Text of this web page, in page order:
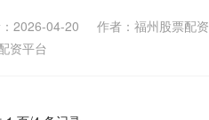
2026-04-20
作者：福州股票配资
资平台